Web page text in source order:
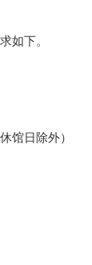
如下。
馆日除外）